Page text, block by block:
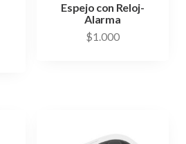
Espejo con Reloj-
Alarma
$1.000